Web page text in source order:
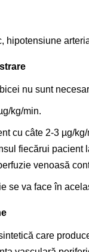
hipotensiune
nu sunt
kg/min.
cu câte 2-3 µg/
fiecărui pacient
venoasă
se va face în
care